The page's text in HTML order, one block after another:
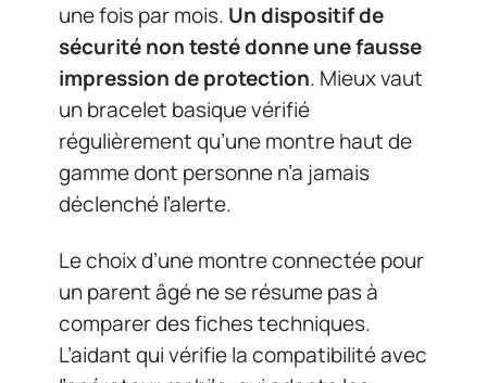
une fois par mois. Un dispositif de
sécurité non testé donne une fausse
impression de protection. Mieux vaut
un bracelet basique vérifié
régulièrement qu’une montre haut de
gamme dont personne n’a jamais
déclenché l’alerte.
Le choix d’une montre connectée pour
un parent âgé ne se résume pas à
comparer des fiches techniques.
L’aidant qui vérifie la compatibilité avec